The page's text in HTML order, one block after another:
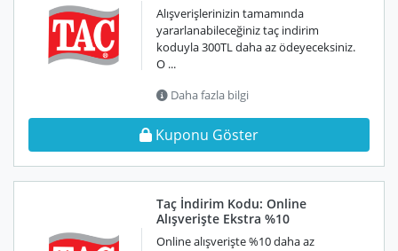
Alışverişlerinizin tamamında
yararlanabileceğiniz taç indirim
koduyla 300TL daha az ödeyeceksiniz.
O ...
Daha fazla bilgi
Kuponu Göster
Taç İndirim Kodu: Online
Alışverişte Ekstra %10
Online alışverişte %10 daha az